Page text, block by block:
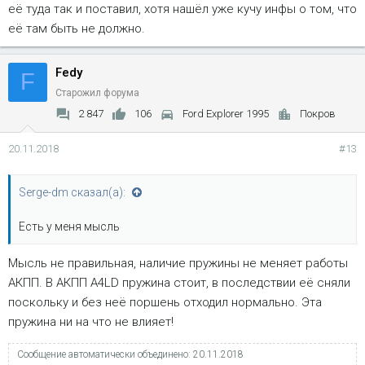
её туда так и поставил, хотя нашёл уже кучу инфы о том, что
её там быть не должно.
F Fedy
Старожил форума
2 847 106 Ford Explorer 1995 Покров
20.11.2018 #13
Serge-dm сказал(а):
Есть у меня мысль
Мысль не правильная, наличие пружины не меняет работы
АКПП. В АКПП A4LD пружина стоит, в последствии её сняли
поскольку и без неё поршень отходил нормально. Эта
пружина ни на что не влияет!
Сообщение автоматически объединено: 20.11.2018